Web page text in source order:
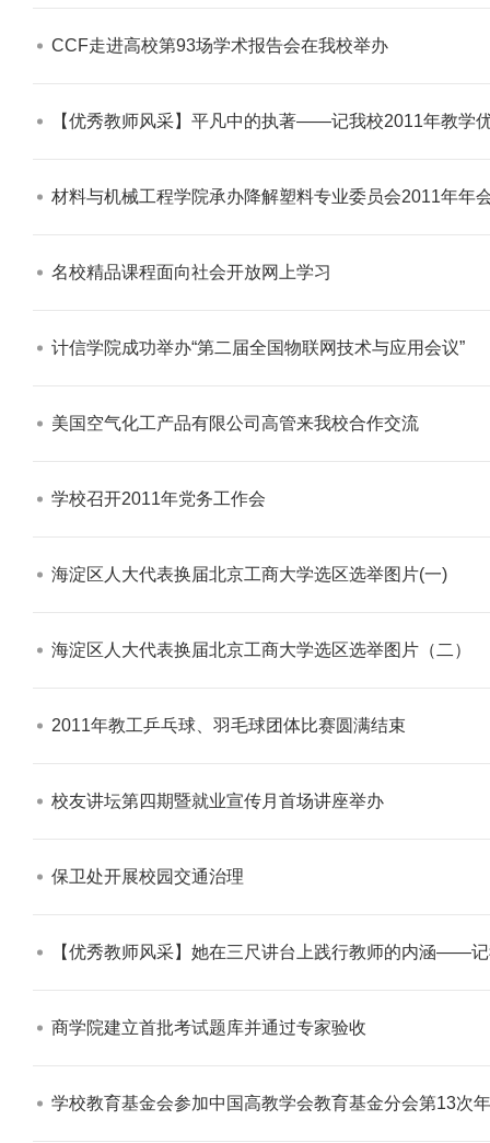
CCF走进高校第93场学术报告会在我校举办​
【优秀教师风采】平凡中的执著——记我校2011年教学
材料与机械工程学院承办降解塑料专业委员会2011年年
名校精品课程面向社会开放网上学习​
计信学院成功举办“第二届全国物联网技术与应用会议”​
美国空气化工产品有限公司高管来我校合作交流​
学校召开2011年党务工作会​
海淀区人大代表换届北京工商大学选区选举图片(一)​
海淀区人大代表换届北京工商大学选区选举图片（二）​
2011年教工乒乓球、羽毛球团体比赛圆满结束​
校友讲坛第四期暨就业宣传月首场讲座举办​
保卫处开展校园交通治理​
【优秀教师风采】她在三尺讲台上践行教师的内涵——记我校2011
商学院建立首批考试题库并通过专家验收​
学校教育基金会参加中国高教学会教育基金分会第13次